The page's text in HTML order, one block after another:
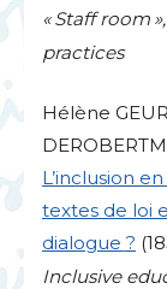
« Staff room
practices
Hélène
L’inclusion
textes de loi
dialogue ?
Inclusive